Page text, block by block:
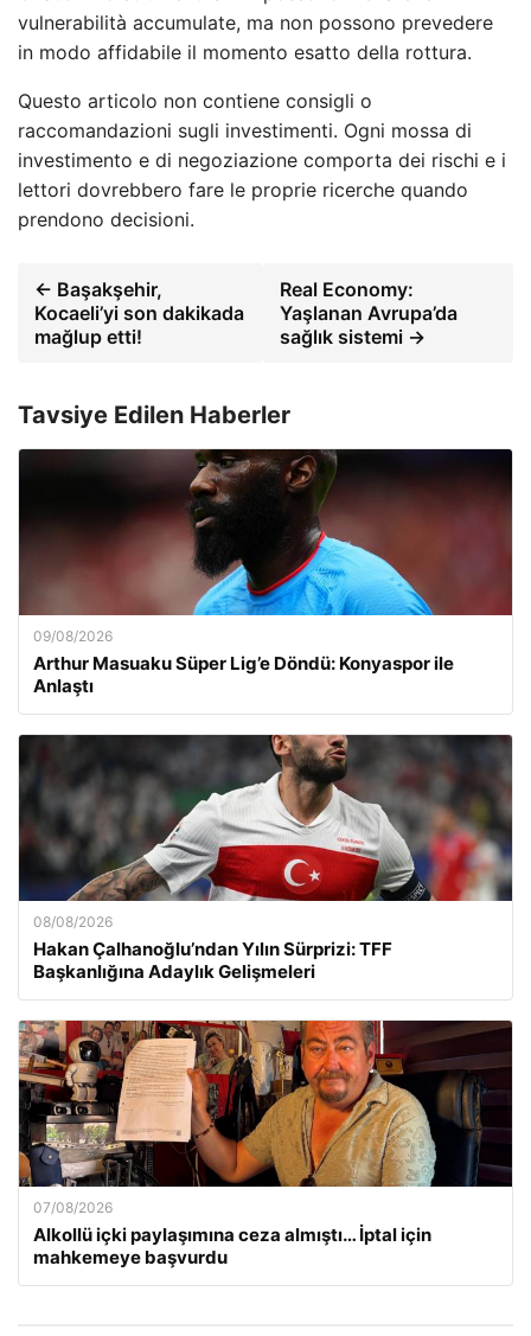
vulnerabilità accumulate, ma non possono prevedere
in modo affidabile il momento esatto della rottura.
Questo articolo non contiene consigli o
raccomandazioni sugli investimenti. Ogni mossa di
investimento e di negoziazione comporta dei rischi e i
lettori dovrebbero fare le proprie ricerche quando
prendono decisioni.
← Başakşehir,
Kocaeli’yi son dakikada
mağlup etti!
Real Economy:
Yaşlanan Avrupa’da
sağlık sistemi →
Tavsiye Edilen Haberler
09/08/2026
Arthur Masuaku Süper Lig’e Döndü: Konyaspor ile
Anlaştı
08/08/2026
Hakan Çalhanoğlu’ndan Yılın Sürprizi: TFF
Başkanlığına Adaylık Gelişmeleri
07/08/2026
Alkollü içki paylaşımına ceza almıştı… İptal için
mahkemeye başvurdu